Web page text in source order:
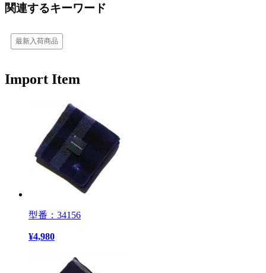
関連するキーワード
最新入荷商品
Import Item
型番：34156
¥4,980